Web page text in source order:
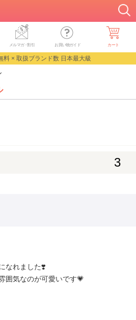
メルマガ・割引 お買い物ガイド カート
料 × 取扱ブランド数 日本最大級
3
なれました❣️
囲気なのが可愛いです💗